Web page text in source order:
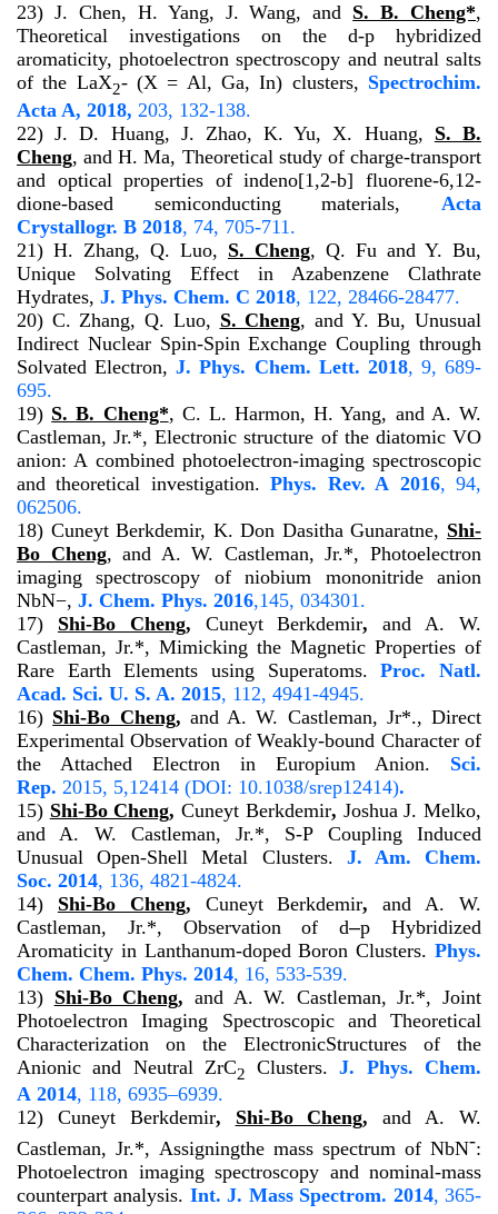
23) J. Chen, H. Yang, J. Wang, and S. B. Cheng*,
Theoretical investigations on the d-p hybridized
aromaticity, photoelectron spectroscopy and neutral salts
of the LaX2- (X = Al, Ga, In) clusters, Spectrochim.
Acta A, 2018, 203, 132-138.
22) J. D. Huang, J. Zhao, K. Yu, X. Huang, S. B.
Cheng, and H. Ma, Theoretical study of charge-transport
and optical properties of indeno[1,2-b] fluorene-6,12-
dione-based semiconducting materials, Acta
Crystallogr. B 2018, 74, 705-711.
21) H. Zhang, Q. Luo, S. Cheng, Q. Fu and Y. Bu,
Unique Solvating Effect in Azabenzene Clathrate
Hydrates, J. Phys. Chem. C 2018, 122, 28466-28477.
20) C. Zhang, Q. Luo, S. Cheng, and Y. Bu, Unusual
Indirect Nuclear Spin-Spin Exchange Coupling through
Solvated Electron,J. Phys. Chem. Lett. 2018, 9, 689-
695.
19) S. B. Cheng*, C. L. Harmon, H. Yang, and A. W.
Castleman, Jr.*, Electronic structure of the diatomic VO
anion: A combined photoelectron-imaging spectroscopic
and theoretical investigation.Phys. Rev. A 2016, 94,
062506.
18) Cuneyt Berkdemir, K. Don Dasitha Gunaratne, Shi-
Bo Cheng, and A. W. Castleman, Jr.*, Photoelectron
imaging spectroscopy of niobium mononitride anion
NbN−, J. Chem. Phys. 2016,145, 034301.
17)
Shi-Bo Cheng, Cuneyt Berkdemir,and A. W.
Castleman, Jr.*, Mimicking the Magnetic Properties of
Rare Earth Elements using Superatoms.Proc. Natl.
Acad. Sci. U. S. A. 2015, 112, 4941-4945.
16) Shi-Bo Cheng, and A. W. Castleman, Jr*., Direct
Experimental Observation of Weakly-bound Character of
the Attached Electron in Europium Anion. Sci.
Rep. 2015, 5,12414 (DOI: 10.1038/srep12414).
15) Shi-Bo Cheng,Cuneyt Berkdemir, Joshua J. Melko,
and A. W. Castleman, Jr.*, S-P Coupling Induced
Unusual Open-Shell Metal Clusters. J. Am. Chem.
Soc. 2014, 136, 4821-4824.
14)
Shi-Bo Cheng, Cuneyt Berkdemir, and A. W.
Castleman, Jr.*, Observation of d–p Hybridized
Aromaticity in Lanthanum-doped Boron Clusters. Phys.
Chem. Chem. Phys. 2014, 16, 533-539.
13) Shi-Bo Cheng, and A. W. Castleman, Jr.*, Joint
Photoelectron Imaging Spectroscopic and Theoretical
Characterization on the ElectronicStructures of the
Anionic and Neutral ZrC2 Clusters.J. Phys. Chem.
A 2014, 118, 6935–6939.
12)
Cuneyt Berkdemir, Shi-Bo Cheng,and A. W.
Castleman, Jr.*, Assigningthe mass spectrum of NbN-:
Photoelectron imaging spectroscopy and nominal-mass
counterpart analysis. Int. J. Mass Spectrom. 2014,365-